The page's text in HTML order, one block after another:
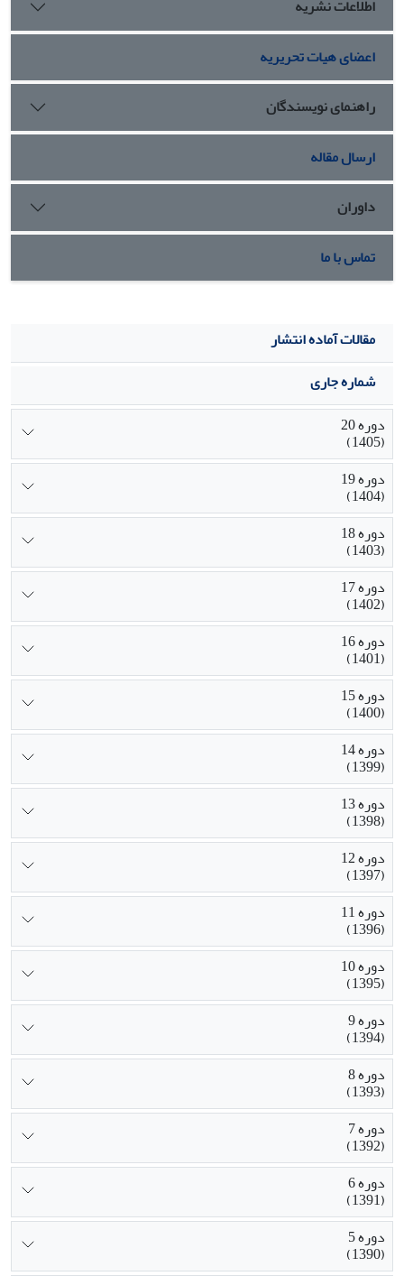
اطلاعات نشریه
اعضای هیات تحریریه
راهنمای نویسندگان
ارسال مقاله
داوران
تماس با ما
مقالات آماده انتشار
شماره جاری
دوره 20
(1405)
دوره 19
(1404)
دوره 18
(1403)
دوره 17
(1402)
دوره 16
(1401)
دوره 15
(1400)
دوره 14
(1399)
دوره 13
(1398)
دوره 12
(1397)
دوره 11
(1396)
دوره 10
(1395)
دوره 9
(1394)
دوره 8
(1393)
دوره 7
(1392)
دوره 6
(1391)
دوره 5
(1390)